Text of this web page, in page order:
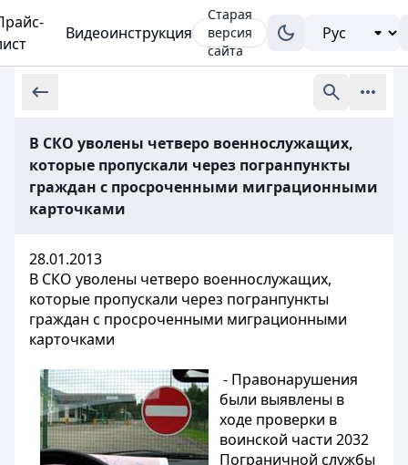
Видеоинструкция
Старая
версия
сайта
В СКО уволены четверо военнослужащих,
которые пропускали через погранпункты
граждан с просроченными миграционными
карточками
28.01.2013
В СКО уволены четверо военнослужащих,
которые пропускали через погранпункты
граждан с просроченными миграционными
карточками
- Правонарушения
были выявлены в
ходе проверки в
воинской части 2032
Пограничной службы